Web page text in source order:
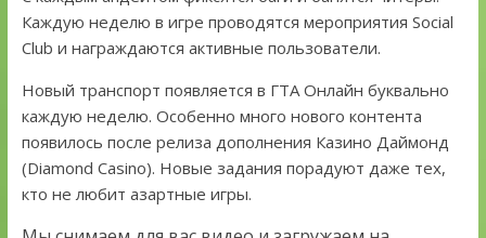
Каждую неделю в игре проводятся мероприятия Social
Club и награждаются активные пользователи.
Новый транспорт появляется в ГТА Онлайн буквально
каждую неделю. Особенно много нового контента
появилось после релиза дополнения Казино Даймонд
(Diamond Casino). Новые задания порадуют даже тех,
кто не любит азартные игры.